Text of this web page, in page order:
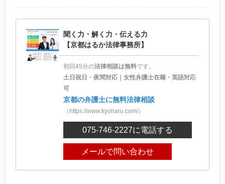
聞く力・解く力・伝える力
【京都はるか法律事務所】
初回45分の法律相談は無料です。
土日祝日・夜間対応｜女性弁護士在籍・英語対応
可
京都の弁護士に無料法律相談
（https://www.kyoharu.com/）
075-746-2227に電話する
メールで問い合わせ